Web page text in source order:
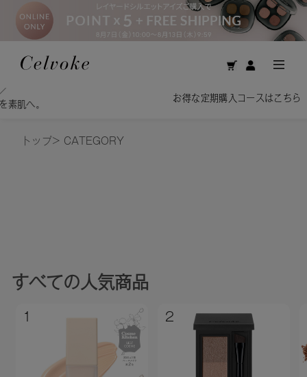
お得な定期購入コースはこちら
トップ> CATEGORY
すべての人気商品
1 2